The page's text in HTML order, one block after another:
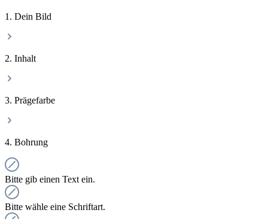
1. Dein Bild
2. Inhalt
3. Prägefarbe
4. Bohrung
Bitte gib einen Text ein.
Bitte wähle eine Schriftart.